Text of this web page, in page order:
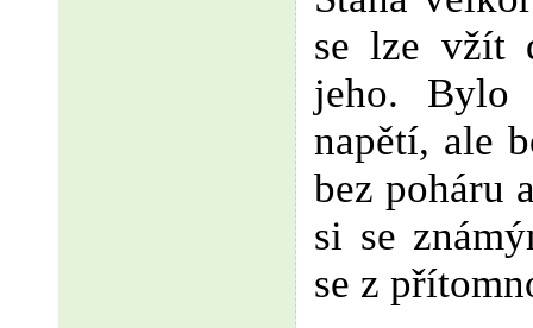
se lze vžít
jeho.
napětí, ale
bez poháru
si se
se z